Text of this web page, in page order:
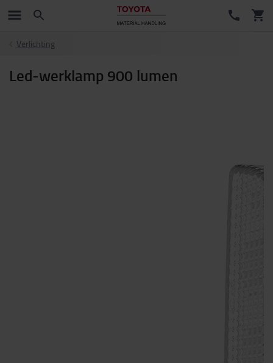
Verlichting
Led-werklamp 900 lumen